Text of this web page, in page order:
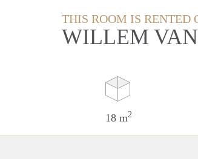
THIS ROOM IS RENTED
WILLEM
18 m2